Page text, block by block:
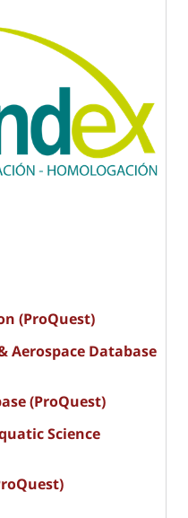
(ProQuest)
Aerospace Database
(ProQuest)
Science